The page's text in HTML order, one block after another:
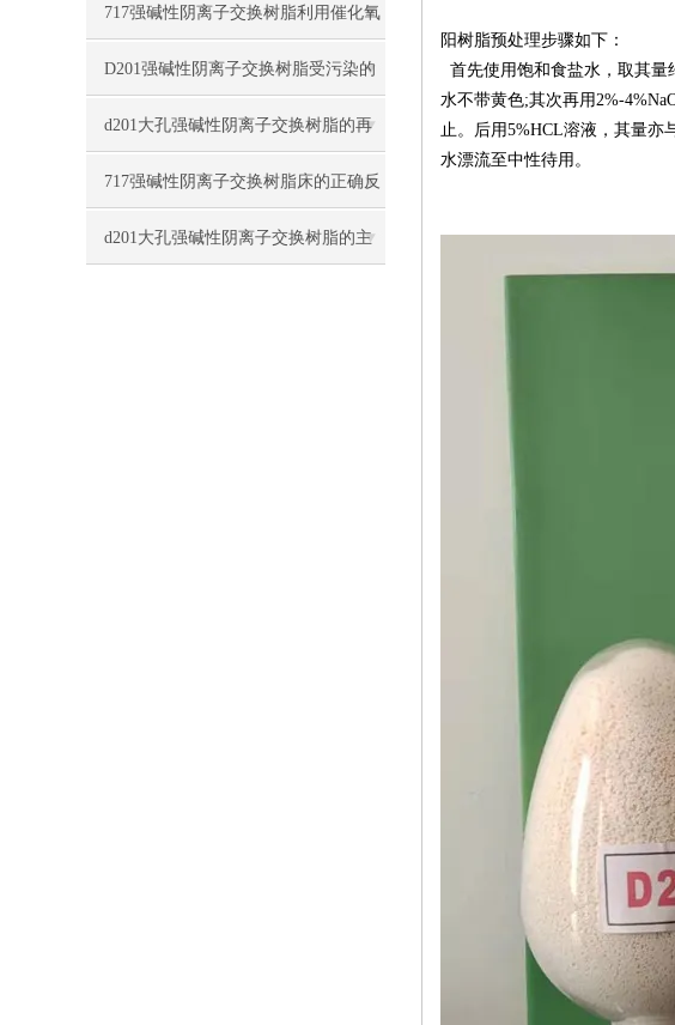
制备的核心材料
717强碱性阴离子交换树脂利用催化氧
化法再生
D201强碱性阴离子交换树脂受污染的
对策与情况
d201大孔强碱性阴离子交换树脂的再
生与步骤
717强碱性阴离子交换树脂床的正确反
洗与再生方法
d201大孔强碱性阴离子交换树脂的主
阳树脂预处理步骤如下：
首先使用饱和食盐水，取其
水不带黄色;其次再用2%-
止。后用5%HCL溶液，其量亦
水漂流至中性待用。